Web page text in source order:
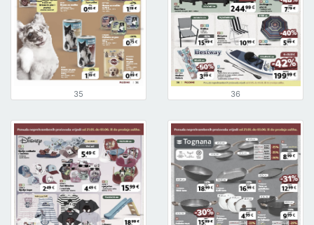
35 36